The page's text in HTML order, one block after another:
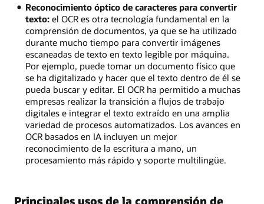
Reconocimiento óptico de caracteres para convertir
texto:el OCR es otra tecnología fundamental en la
comprensión de documentos, ya que se ha utilizado
durante mucho tiempo para convertir imágenes
escaneadas de texto en texto legible por máquina.
Por ejemplo, puede tomar un documento físico que
se ha digitalizado y hacer que el texto dentro de él se
pueda buscar y editar. El OCR ha permitido a muchas
empresas realizar la transición a flujos de trabajo
digitales e integrar el texto extraído en una amplia
variedad de procesos automatizados. Los avances en
OCR basados en IA incluyen un mejor
reconocimiento de la escritura a mano, un
procesamiento más rápido y soporte multilingüe.
Principales usos de la comprensión de